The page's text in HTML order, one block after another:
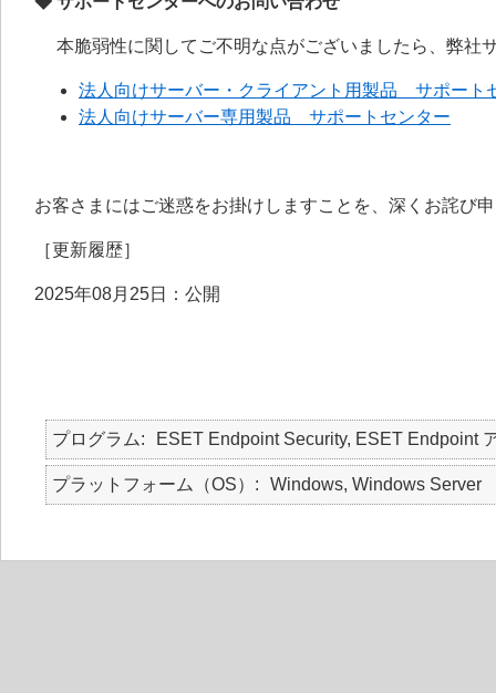
本脆弱性に関してご不明な点がございましたら、弊社
法人向けサーバー・クライアント用製品 サポート
法人向けサーバー専用製品 サポートセンター
お客さまにはご迷惑をお掛けしますことを、深くお詫び
［更新履歴］
2025年08月25日：公開
プログラム ESET Endpoint Security, ESET Endpoint
プラットフォーム（OS） Windows, Windows Server